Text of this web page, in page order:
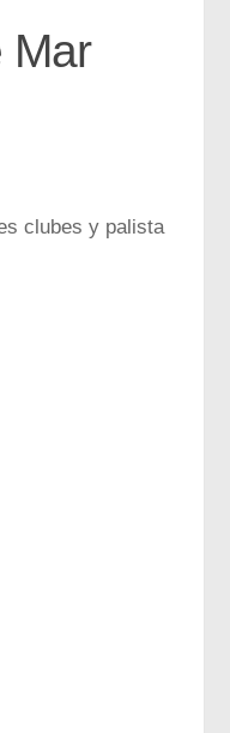
Mar
clubes y palista